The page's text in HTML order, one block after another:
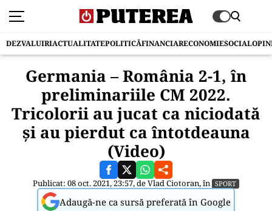
DEZVALUIRIACTUALITATEPOLITICĂFINANCIARECONOMIESOCIAL
Germania – România 2-1, în
preliminariile CM 2022.
Tricolorii au jucat ca niciodată
și au pierdut ca întotdeauna
(Video)
Publicat: 08 oct. 2021, 23:57, deVlad Ciotoran, în SPORT
Adaugă-ne ca sursă preferată în Google